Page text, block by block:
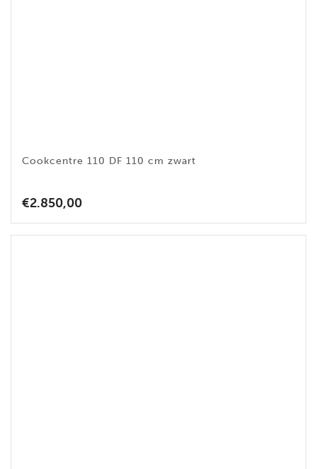
Cookcentre 110 DF 110 cm zwart
€2.850,00